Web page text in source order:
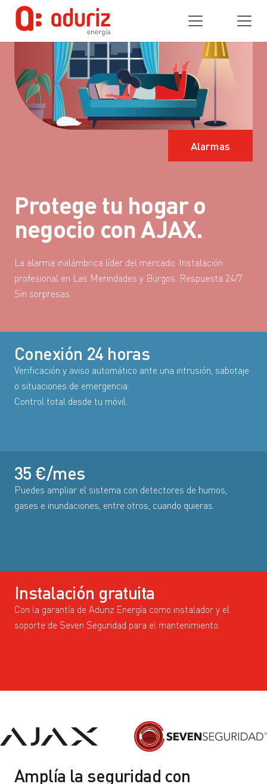
Alarmas
Protege tu hogar o
negocio con AJAX.
La alarma inalámbrica líder del mercado. Instalación
profesional en Las Merindades y Burgos. Respuesta 24/7.
Sin sorpresas.
Conexión 24 horas
Verificación y aviso automático ante una intrusión, sabotaje
o situaciones de emergencia.
Control total desde tu móvil.
35 €/mes
Puedes ampliar el sistema con detectores de humos,
gases e inundaciones, entre otros, cuando quieras.
Instalación gratuita
Con la garantía de Aduriz Energía como instalador y el
soporte de Seven Seguridad para el mantenimiento.
Amplía la seguridad con